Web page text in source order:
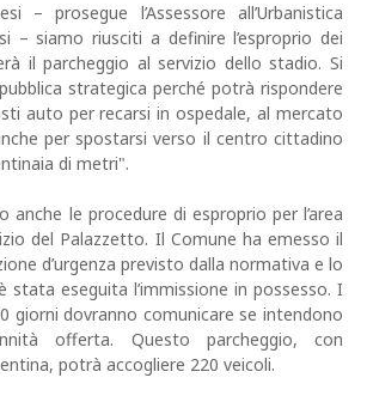
– prosegue l’Assessore all’Urbanistica
– siamo riusciti a definire l’esproprio dei
il parcheggio al servizio dello stadio. Si
strategica perché potrà rispondere
auto per recarsi in ospedale, al mercato
per spostarsi verso il centro cittadino
di metri".
anche le procedure di esproprio per l’area
del Palazzetto. Il Comune ha emesso il
d’urgenza previsto dalla normativa e lo
stata eseguita l’immissione in possesso. I
giorni dovranno comunicare se intendono
offerta. Questo parcheggio, con
potrà accogliere 220 veicoli.